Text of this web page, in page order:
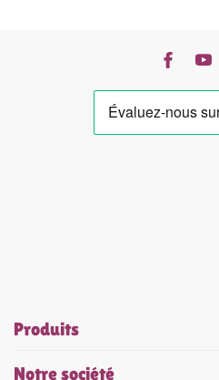
Produits
Notre société